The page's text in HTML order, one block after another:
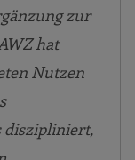
zur
hat
Nutzen
diszipliniert,